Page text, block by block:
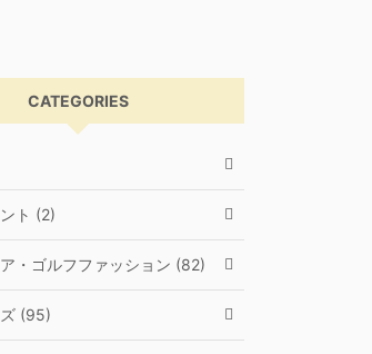
CATEGORIES
ト (2)
・ゴルフファッション (82)
(95)